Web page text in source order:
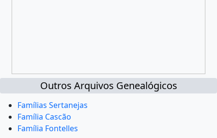
Outros Arquivos Genealógicos
Famílias Sertanejas
Família Cascão
Família Fontelles